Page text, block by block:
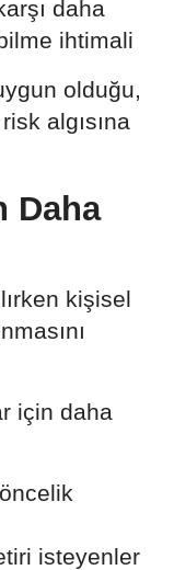
daha
ihtimali
olduğu,
algısına
Daha
kişisel
için daha
isteyenler